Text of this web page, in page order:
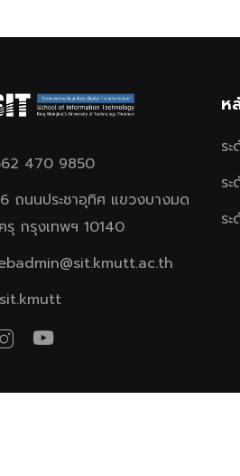
470 9850
ถนนประชาอุทิศ แขวงบางมด
รุ กรุงเทพฯ 10140
ห
ร
ร
ร